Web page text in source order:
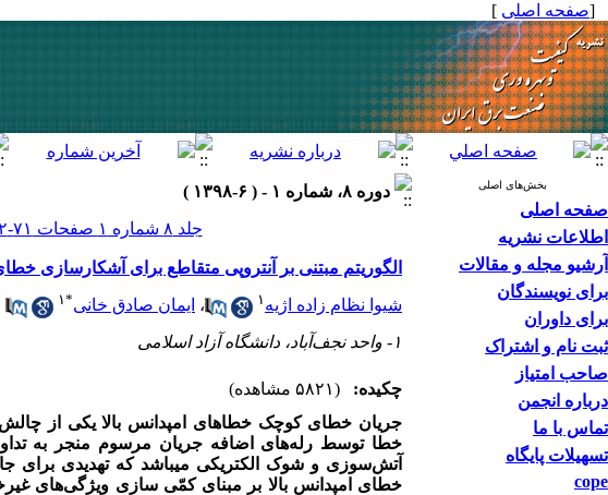
[صفحه اصلی ]
بخش‌های اصلی
صفحه اصلی
اطلاعات نشریه
آرشیو مجله و مقالات
برای نویسندگان
برای داوران
ثبت نام و اشتراک
صاحب امتیاز
درباره انجمن
تماس با ما
تسهیلات پایگاه
cope
دوره ۸، شماره ۱ - ( ۶-۱۳۹۸ )
جلد ۸ شماره ۱ صفحات ۷۱-۶۲
الگوریتم مبتنی بر آنتروپی متقاطع برای آشکارسازی
شیوا نظام زاده اژیه ۱ ، ایمان صادق خانی*۱
۱- واحد نجف‌آباد، دانشگاه آزاد اسلامی
چکیده:
(۵۸۲۱ مشاهده)
جریان خطای کوچک خطاهای امپدانس بالا یکی از
خطا توسط رله‌های اضافه جریان مرسوم منجر به
آتشسوزی و شوک الکتریکی می­باشد که تهدیدی برای
خطای امپدانس بالا بر مبنای کمّی ‌سازی ویژگی‌های